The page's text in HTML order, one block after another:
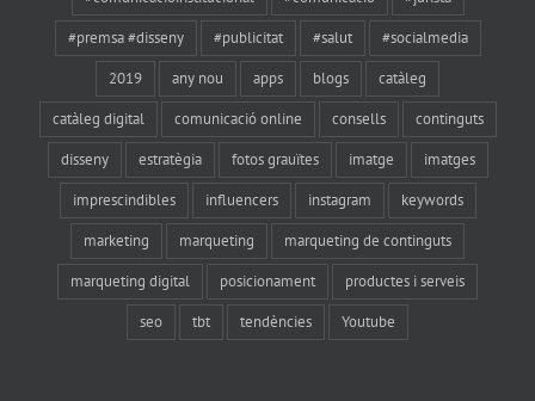
#premsa #disseny
#publicitat #salut
#socialmedia
2019
any nou apps blogs
catàleg
catàleg digital
comunicació online consells
continguts
disseny
estratègia fotos grauïtes imatge
imatges
imprescindibles
influencers instagram
keywords
marketing
marqueting
marqueting de continguts
marqueting digital
posicionament
productes i serveis
seo
tbt tendències Youtube